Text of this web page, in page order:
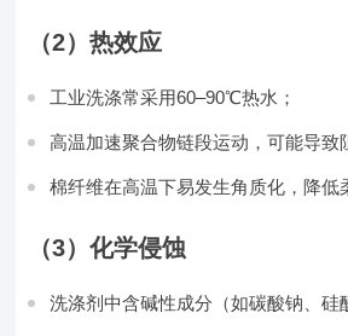
（2）热效应
工业洗涤常采用60–90℃热水；
高温加速聚合物链段运动，可能导致
棉纤维在高温下易发生角质化，降低
（3）化学侵蚀
洗涤剂中含碱性成分（如碳酸钠、硅